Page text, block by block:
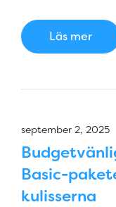
Läs mer
september 2, 2025
Basic-
kulisserna